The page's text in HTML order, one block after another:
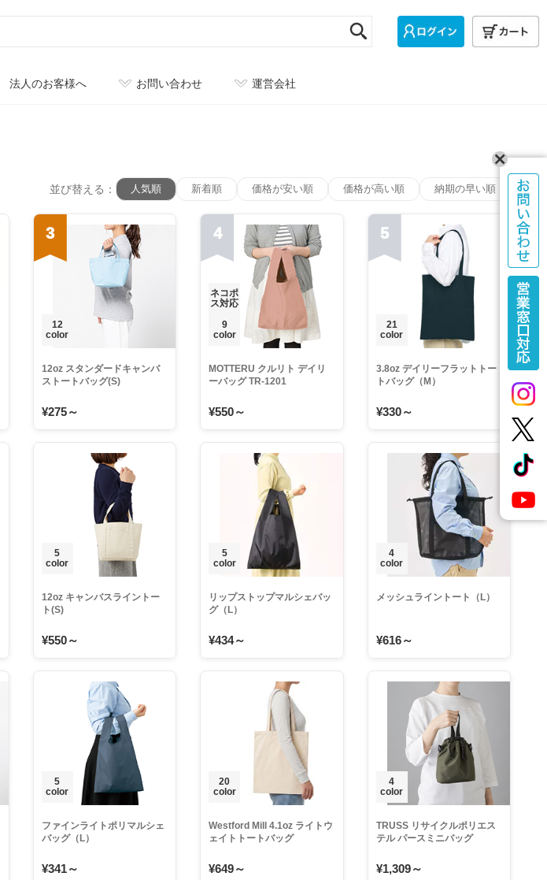
法人のお客様へ お問い合わせ 運営会社
並び替える： 人気順 新着順 価格が安い順 価格が高い順 納期の早い順
3
12
color
12oz スタンダードキャンバ
ストートバッグ(S)
¥275～
4
ネコポ
ス対応
9
color
MOTTERU クルリト デイリ
ーバッグ TR-1201
¥550～
5
21
color
3.8oz デイリーフラットトー
トバッグ（M）
¥330～
5
color
12oz キャンバスライントー
ト(S)
¥550～
5
color
リップストップマルシェバッ
グ（L）
¥434～
4
color
メッシュライントート（L）
¥616～
5
color
ファインライトポリマルシェ
バッグ（L）
¥341～
20
color
Westford Mill 4.1oz ライトウ
ェイトトートバッグ
¥649～
4
color
TRUSS リサイクルポリエス
テル パースミニバッグ
¥1,309～